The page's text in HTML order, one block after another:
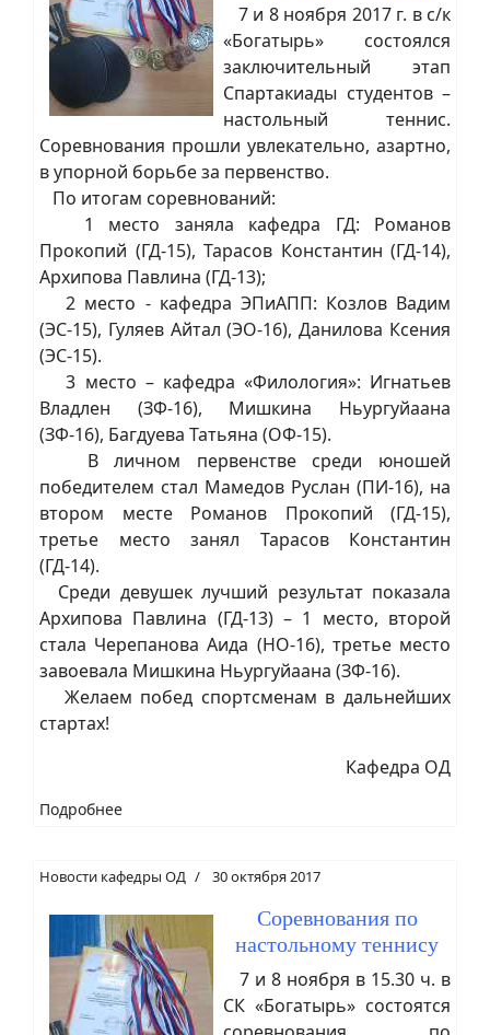
7 и 8 ноября 2017 г. в с/к
«Богатырь» состоялся
заключительный этап
Спартакиады студентов –
настольный теннис.
Соревнования прошли увлекательно, азартно,
в упорной борьбе за первенство.
По итогам соревнований:
1 место заняла кафедра ГД: Романов
Прокопий (ГД-15), Тарасов Константин (ГД-14),
Архипова Павлина (ГД-13);
2 место - кафедра ЭПиАПП: Козлов Вадим
(ЭС-15), Гуляев Айтал (ЭО-16), Данилова Ксения
(ЭС-15).
3 место – кафедра «Филология»: Игнатьев
Владлен (ЗФ-16), Мишкина Ньургуйаана
(ЗФ-16), Багдуева Татьяна (ОФ-15).
В личном первенстве среди юношей
победителем стал Мамедов Руслан (ПИ-16), на
втором месте Романов Прокопий (ГД-15),
третье место занял Тарасов Константин
(ГД-14).
Среди девушек лучший результат показала
Архипова Павлина (ГД-13) – 1 место, второй
стала Черепанова Аида (НО-16), третье место
завоевала Мишкина Ньургуйаана (ЗФ-16).
Желаем побед спортсменам в дальнейших
стартах!
Кафедра ОД
Подробнее
Новости кафедры ОД 30 октября 2017
Соревнования по
настольному теннису
7 и 8 ноября в 15.30 ч. в
СК «Богатырь» состоятся